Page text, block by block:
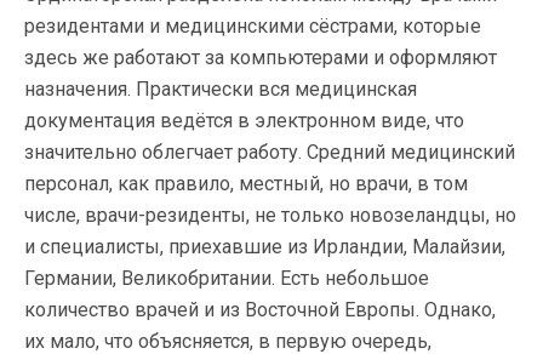
резидентами и медицинскими сёстрами, которые
здесь же работают за компьютерами и оформляют
назначения. Практически вся медицинская
документация ведётся в электронном виде, что
значительно облегчает работу. Средний медицинский
персонал, как правило, местный, но врачи, в том
числе, врачи-резиденты, не только новозеландцы, но
и специалисты, приехавшие из Ирландии, Малайзии,
Германии, Великобритании. Есть небольшое
количество врачей и из Восточной Европы. Однако,
их мало, что объясняется, в первую очередь,